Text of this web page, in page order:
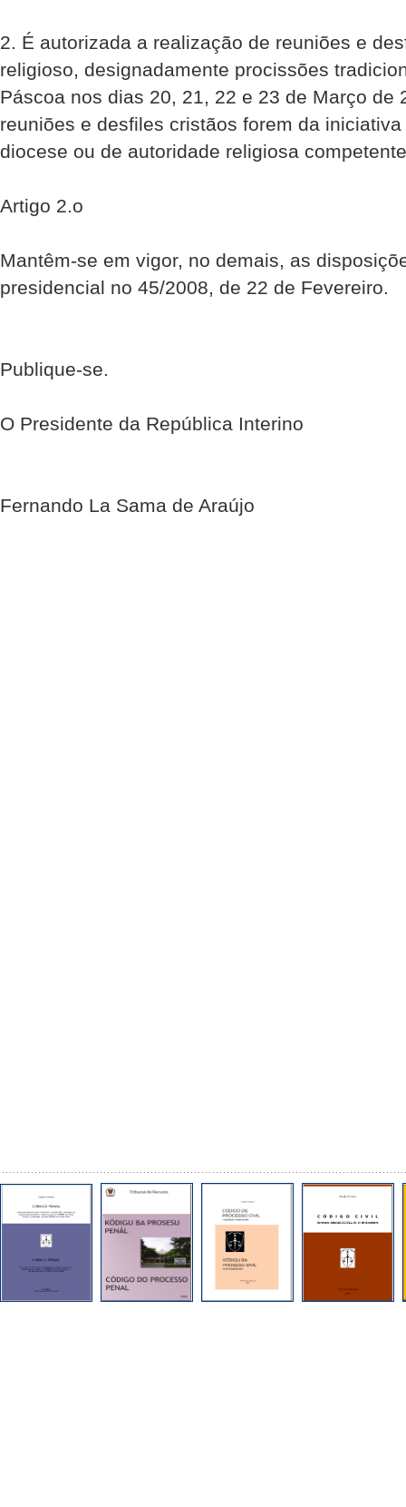
2. É autorizada a realização de reuniões e
religioso, designadamente procissões
Páscoa nos dias 20, 21, 22 e 23 de Março de
reuniões e desfiles cristãos forem da
diocese ou de autoridade religiosa
Artigo 2.o
Mantêm-se em vigor, no demais, as
presidencial no 45/2008, de 22 de Fevereiro.
Publique-se.
O Presidente da República Interino
Fernando La Sama de Araújo